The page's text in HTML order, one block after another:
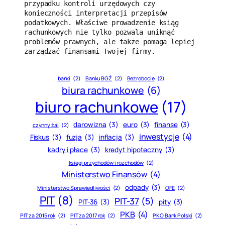
przypadku kontroli urzędowych czy
konieczności interpretacji przepisów
podatkowych. Właściwe prowadzenie ksiąg
rachunkowych nie tylko pozwala uniknąć
problemów prawnych, ale także pomaga lepiej
zarządzać finansami Twojej firmy.
banki (2) Banku BGŻ (2) Bezrobocie (2)
biura rachunkowe (6)
biuro rachunkowe (17)
czynny żal (2) darowizna (3) euro (3) finanse (3)
Fiskus (3) fuzja (3) inflacja (3) inwestycje (4)
kadry i płace (3) kredyt hipoteczny (3)
księgi przychodów i rozchodów (2)
Ministerstwo Finansów (4)
Ministerstwo Sprawiedliwości (2) odpady (3) OFE (2)
PIT (8) PIT-36 (3) PIT-37 (5) pity (3)
PIT za 2015 rok (2) PIT za 2017 rok (2) PKB (4) PKO Bank Polski (2)